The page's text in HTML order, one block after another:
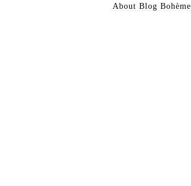
About Blog Bohème